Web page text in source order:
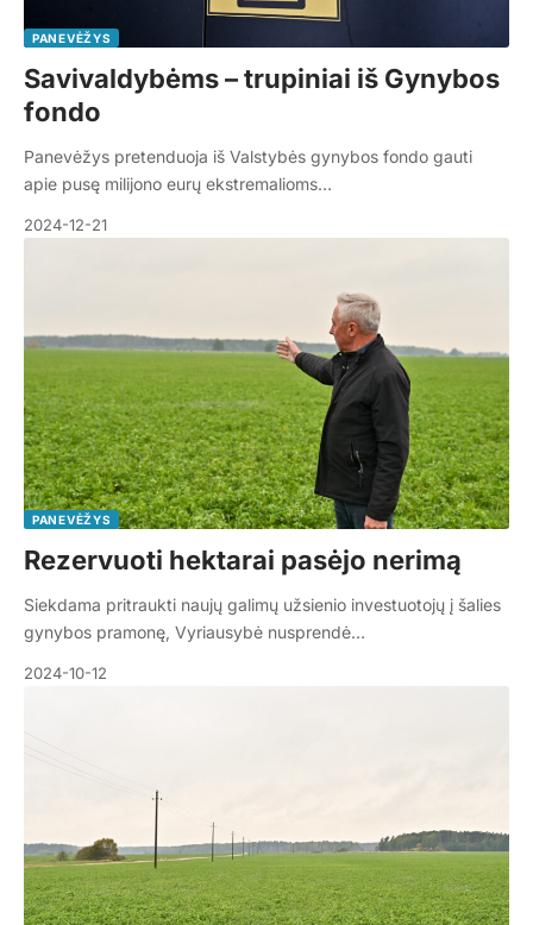
PANEVĖŽYS
Savivaldybėms – trupiniai iš Gynybos
fondo
Panevėžys pretenduoja iš Valstybės gynybos fondo gauti
apie pusę milijono eurų ekstremalioms…
2024-12-21
PANEVĖŽYS
Rezervuoti hektarai pasėjo nerimą
Siekdama pritraukti naujų galimų užsienio investuotojų į šalies
gynybos pramonę, Vyriausybė nusprendė…
2024-10-12